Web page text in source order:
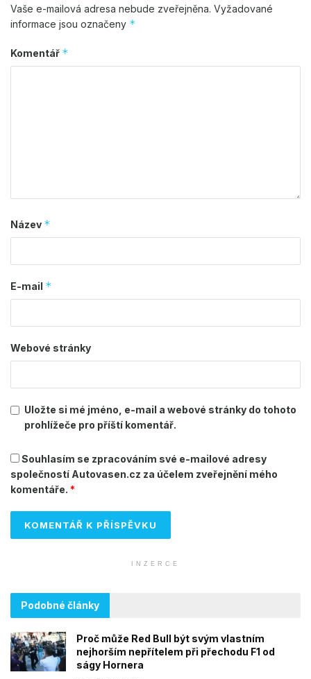
Vaše e-mailová adresa nebude zveřejněna. Vyžadované
informace jsou označeny *
Komentář *
Název *
E-mail *
Webové stránky
Uložte si mé jméno, e-mail a webové stránky do tohoto
prohlížeče pro příští komentář.
Souhlasím se zpracováním své e-mailové adresy
společností Autovasen.cz za účelem zveřejnění mého
komentáře. *
INZERCE
Podobné články
Proč může Red Bull být svým vlastním
nejhorším nepřítelem při přechodu F1 od
ságy Hornera